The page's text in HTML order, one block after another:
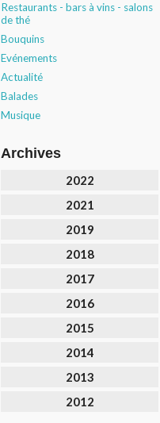
Restaurants - bars à vins - salons
de thé
Bouquins
Evénements
Actualité
Balades
Musique
Archives
2022
2021
2019
2018
2017
2016
2015
2014
2013
2012